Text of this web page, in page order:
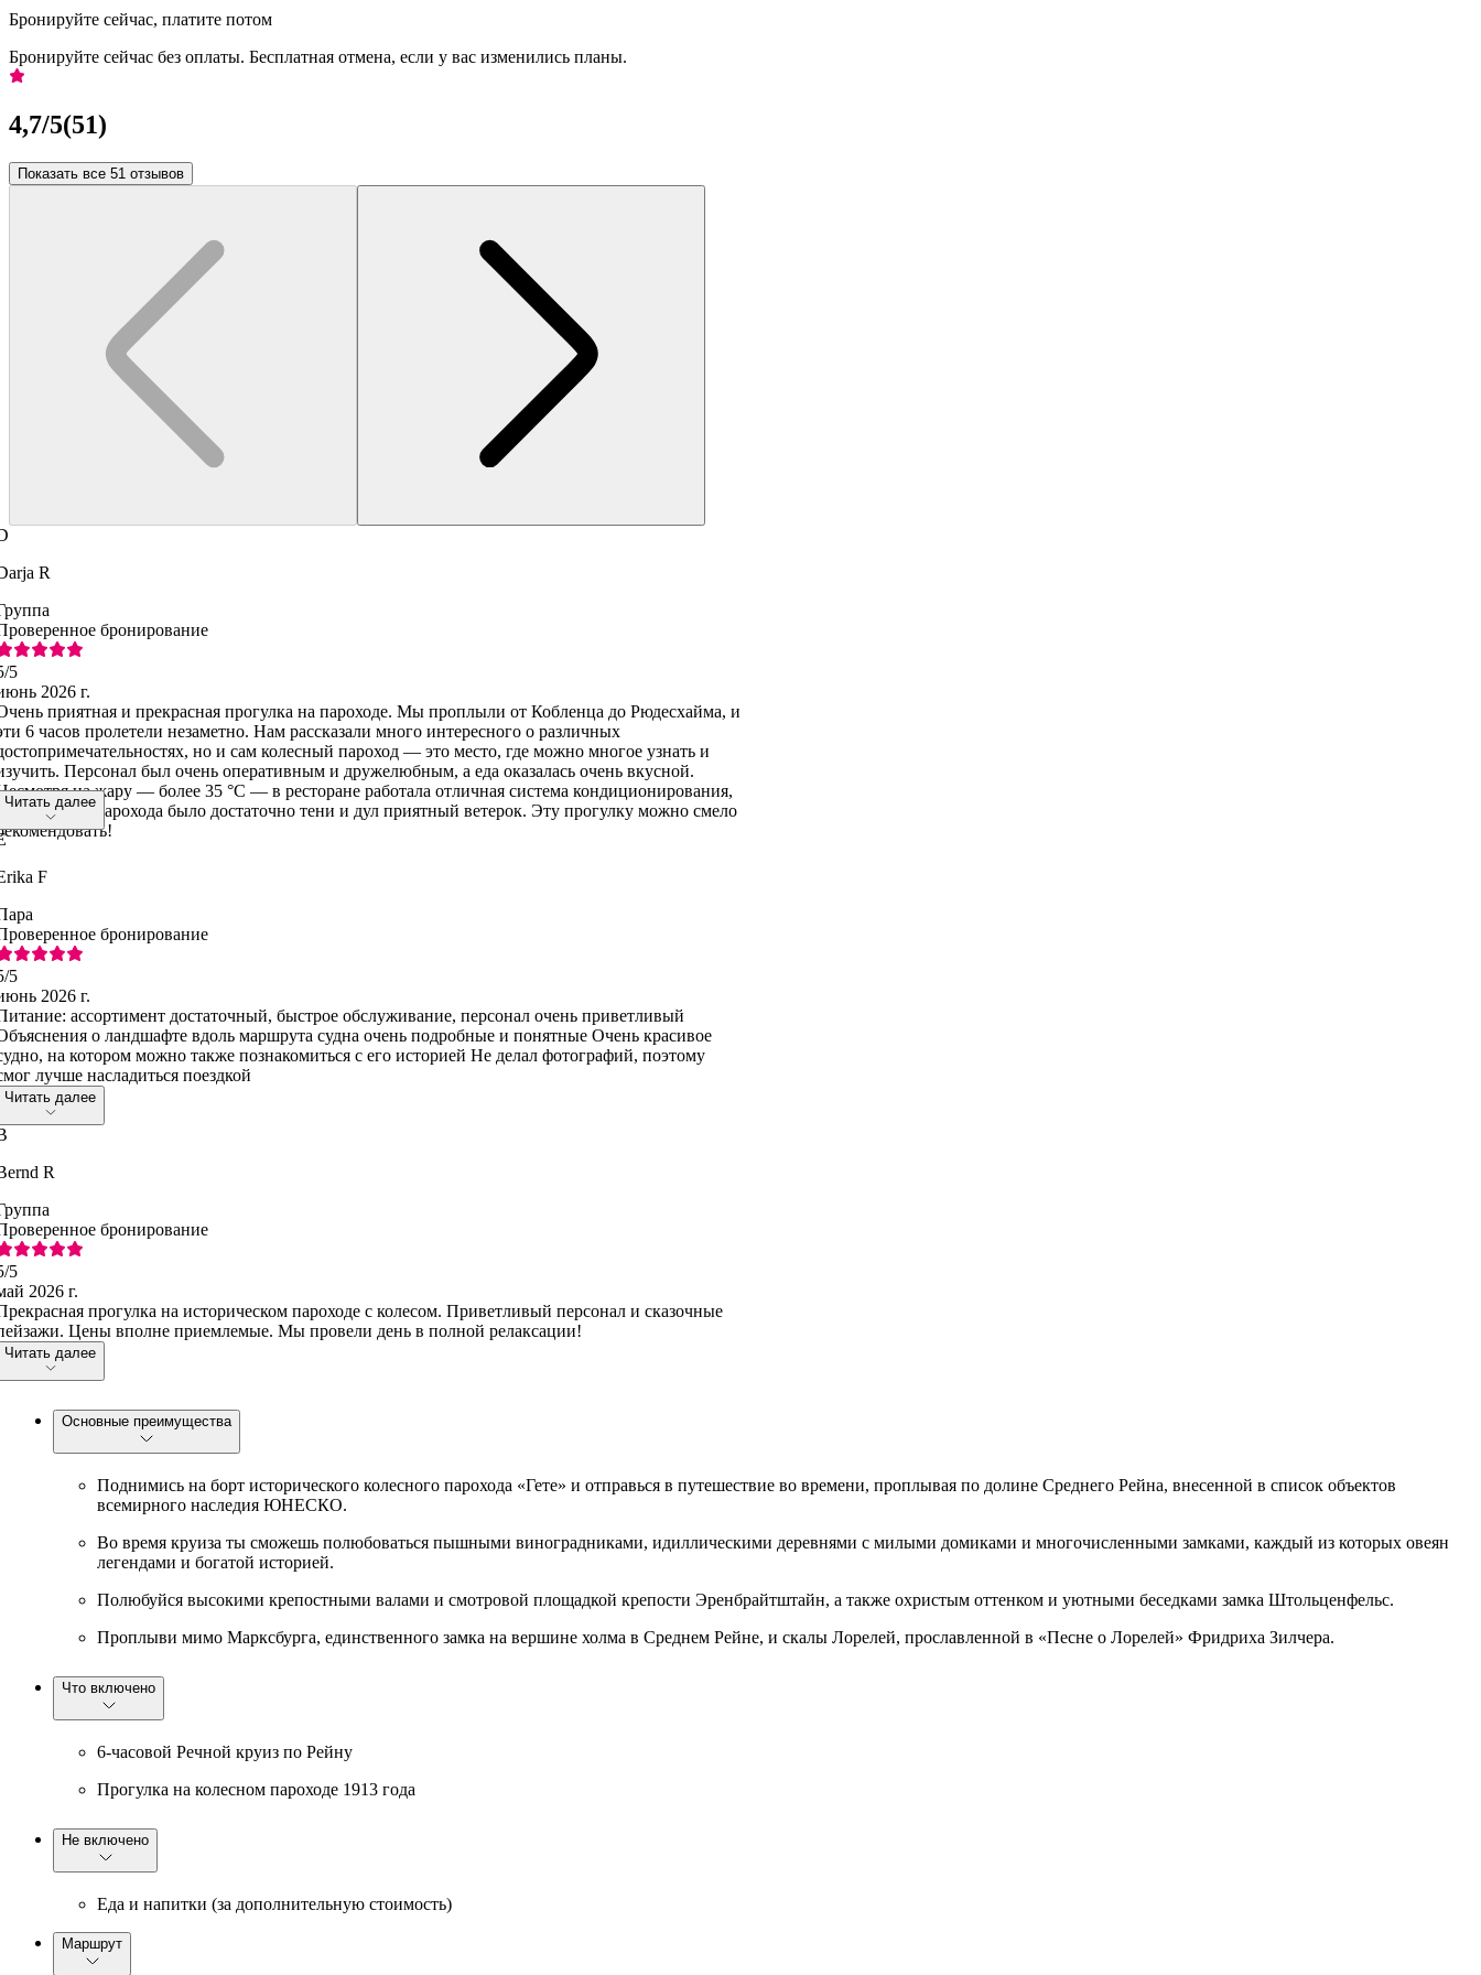
Бронируйте сейчас, платите потом
Бронируйте сейчас без оплаты. Бесплатная отмена, если у вас изменились планы.
4,7/5(51)
Показать все 51 отзывов
R
бронирование
/5
2026 г.
приятная и прекрасная прогулка на пароходе. Мы проплыли от Кобленца до Рюдесхайма, и
6 часов пролетели незаметно. Нам рассказали много интересного о различных
но и сам колесный пароход — это место, где можно многое узнать и
Персонал был очень оперативным и дружелюбным, а еда оказалась очень вкусной.
на жару — более 35 °C — в ресторане работала отличная система кондиционирования,
на палубах парохода было достаточно тени и дул приятный ветерок. Эту прогулку можно смело
Читать далее
F
бронирование
/5
2026 г.
ассортимент достаточный, быстрое обслуживание, персонал очень приветливый
о ландшафте вдоль маршрута судна очень подробные и понятные Очень красивое
на котором можно также познакомиться с его историей Не делал фотографий, поэтому
лучше насладиться поездкой
Читать далее
R
бронирование
/5
2026 г.
прогулка на историческом пароходе с колесом. Приветливый персонал и сказочные
Цены вполне приемлемые. Мы провели день в полной релаксации!
Читать далее
Основные преимущества
Поднимись на борт исторического колесного парохода «Гете» и отправься в путешествие во времени, проплывая по долине Среднего Рейна, внесенной в список объектов
всемирного наследия ЮНЕСКО.
Во время круиза ты сможешь полюбоваться пышными виноградниками, идиллическими деревнями с милыми домиками и многочисленными замками, каждый из которых овеян
легендами и богатой историей.
Полюбуйся высокими крепостными валами и смотровой площадкой крепости Эренбрайтштайн, а также охристым оттенком и уютными беседками замка Штольценфельс.
Проплыви мимо Марксбурга, единственного замка на вершине холма в Среднем Рейне, и скалы Лорелей, прославленной в «Песне о Лорелей» Фридриха Зилчера.
Что включено
6-часовой Речной круиз по Рейну
Прогулка на колесном пароходе 1913 года
Не включено
Еда и напитки (за дополнительную стоимость)
Маршрут